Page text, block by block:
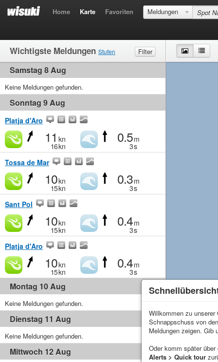
Home Karte Favoriten Meldungen
Wichtigste Meldungen Stufen
Filter
Wind
Wellen
Samstag 8 Aug
Keine Meldungen gefunden.
Sonntag 9 Aug
Platja d'Aro
11 kn
16kn
0.5m
3s
Tossa de Mar
10kn
15kn
0.3m
3s
Sant Pol
10kn
15kn
0.4m
3s
Platja d'Aro
10kn
15kn
0.4m
3s
Montag 10 Aug
Keine Meldungen gefunden.
Dienstag 11 Aug
Keine Meldungen gefunden.
Mittwoch 12 Aug
Karte
Willkommen zu
Schnappschuss von
Meldungen zeigen. Gib
Oder komm später über
Alerts > Quick tour